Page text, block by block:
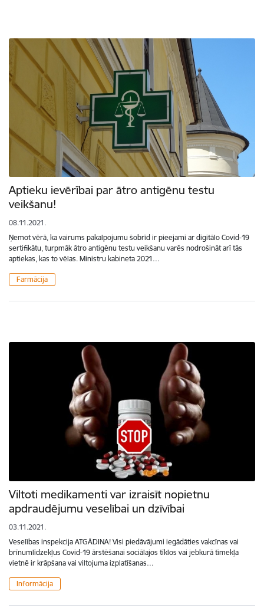
Aptieku ievērībai par ātro antigēnu testu
veikšanu!
08.11.2021.
Ņemot vērā, ka vairums pakalpojumu šobrīd ir pieejami ar digitālo Covid-19
sertifikātu, turpmāk ātro antigēnu testu veikšanu varēs nodrošināt arī tās
aptiekas, kas to vēlas. Ministru kabineta 2021…
Farmācija
Viltoti medikamenti var izraisīt nopietnu
apdraudējumu veselībai un dzīvībai
03.11.2021.
Veselības inspekcija ATGĀDINA! Visi piedāvājumi iegādāties vakcīnas vai
brīnumlīdzekļus Covid-19 ārstēšanai sociālajos tīklos vai jebkurā tīmekļa
vietnē ir krāpšana vai viltojuma izplatīšanas…
Informācija